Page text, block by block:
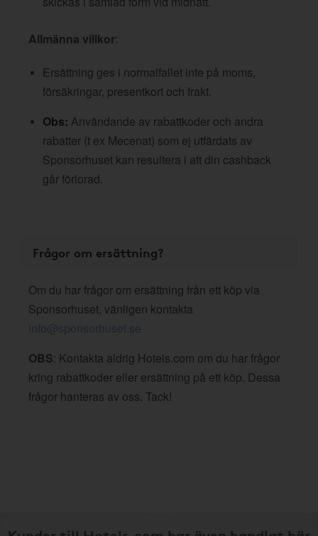
Allmänna villkor:
Ersättning ges i normalfallet inte på moms,
försäkringar, presentkort och frakt.
Obs: Användande av rabattkoder och andra
rabatter (t ex Mecenat) som ej utfärdats av
Sponsorhuset kan resultera i att din cashback
går förlorad.
Frågor om ersättning?
Om du har frågor om ersättning från ett köp via
Sponsorhuset, vänligen kontakta
info@sponsorhuset.se
OBS: Kontakta aldrig Hotels.com om du har frågor
kring rabattkoder eller ersättning på ett köp. Dessa
frågor hanteras av oss. Tack!